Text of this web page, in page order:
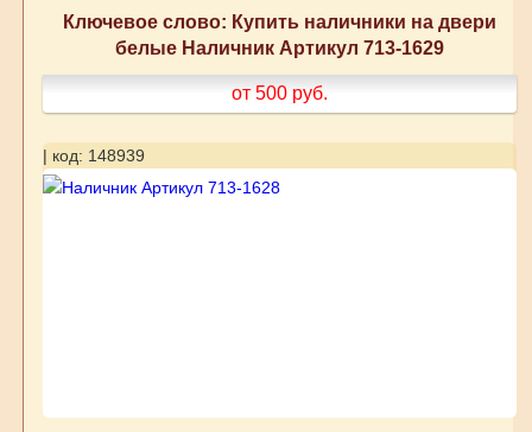
Ключевое слово: Купить наличники на двери
белые Наличник Артикул 713-1629
от 500 руб.
| код: 148939